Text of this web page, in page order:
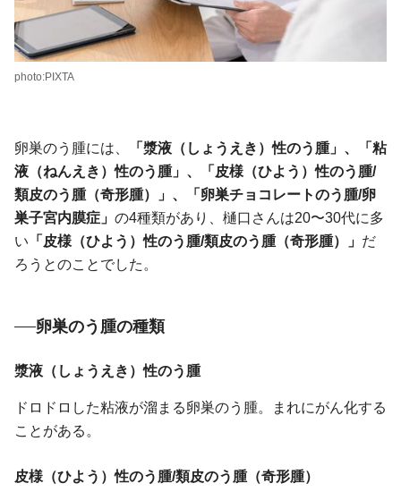
photo:PIXTA
卵巣のう腫には、
「漿液（しょうえき）性のう腫」、「粘
液（ねんえき）性のう腫」、「皮様（ひよう）性のう腫/
類皮のう腫（奇形腫）」、「卵巣チョコレートのう腫/卵
巣子宮内膜症」 の4種類があり、樋口さんは20〜30代に多
い 「皮様（ひよう）性のう腫/類皮のう腫（奇形腫）」 だ
ろうとのことでした。
卵巣のう腫の種類
漿液（しょうえき）性のう腫
ドロドロした粘液が溜まる卵巣のう腫。まれにがん化する
ことがある。
皮様（ひよう）性のう腫/類皮のう腫（奇形腫）